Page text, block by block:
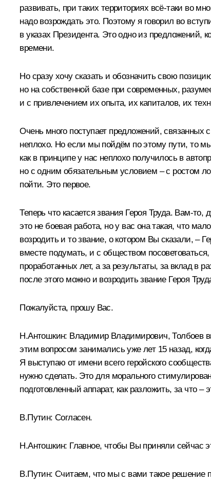
развивать, при таких территориях всё‑таки во
надо возрождать это. Поэтому я говорил во
в указах Президента. Это одно из предложений,
времени.
Но сразу хочу сказать и обозначить свою
но на собственной базе при современных,
и с привлечением их опыта, их капиталов, их
Очень много поступает предложений, связанных
неплохо. Но если мы пойдём по этому пути, то
как в принципе у нас неплохо получилось в
но с одним обязательным условием – с ростом
пойти. Это первое.
Теперь что касается звания Героя Труда.
это не боевая работа, но у вас она такая, что
возродить и то звание, о котором Вы сказали, –
вместе подумать, и с обществом
проработанных лет, а за результаты, за вклад в
после этого можно и возродить звание Героя
Пожалуйста, прошу Вас.
Н.Антошкин: Владимир Владимирович, Толбоев
этим вопросом занимались уже лет 15 назад,
Я выступаю от имени всего геройского
нужно сделать. Это для морального
подготовленный аппарат, как разложить, за что –
В.Путин: Согласен.
Н.Антошкин: Главное, чтобы Вы приняли сейчас
В.Путин: Считаем, что мы с вами такое решение